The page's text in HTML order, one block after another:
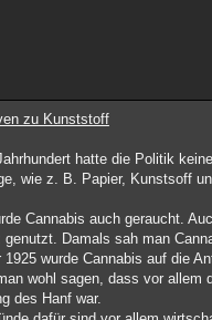
zu Kunststoff
hatte die Politik
wie z. B. Papier, Kunstsoff
Cannabis auch geraucht.
genutzt. Damals sah man
1925 wurde Cannabis auf die
wohl sagen, dass vor allem
des Hanf war.